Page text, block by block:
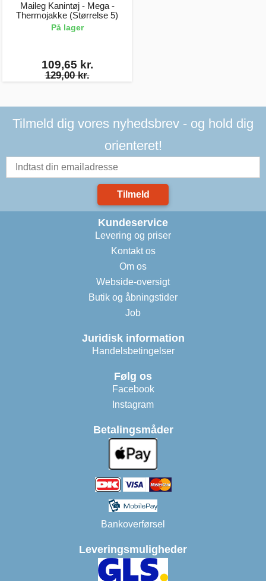
Maileg Kanintøj - Mega -
Thermojakke (Størrelse 5)
På lager
109,65 kr.
129,00 kr.
Tilmeld dig vores nyhedsbrev - og hold dig
orienteret!
Tilmeld
Kundeservice
Levering og priser
Kontakt os
Om os
Webside-oversigt
Butik og åbningstider
Job
Juridisk information
Handelsbetingelser
Følg os
Facebook
Instagram
Betalingsmåder
Bankoverførsel
Leveringsmuligheder